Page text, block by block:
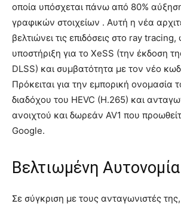
οποία υπόσχεται πάνω από 80% αύξηση
γραφικών στοιχείων . Αυτή η νέα
βελτιώνει τις επιδόσεις στο ray tracing,
υποστήριξη για το XeSS (την έκδοση
DLSS) και συμβατότητα με τον νέο
Πρόκειται για την εμπορική ονομασία
διαδόχου του HEVC (H.265) και
ανοιχτού και δωρεάν AV1 που
Google.
Βελτιωμένη Αυτονομία
Σε σύγκριση με τους ανταγωνιστές